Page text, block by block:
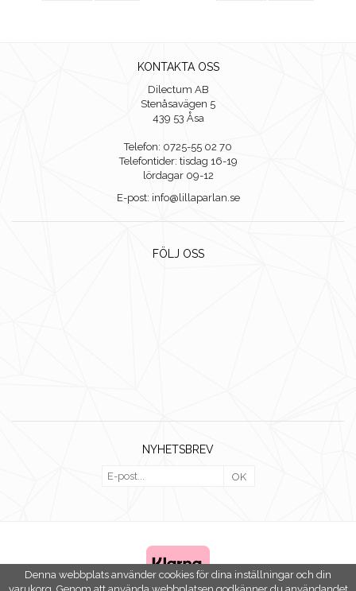
KONTAKTA OSS
Dilectum AB
Stenåsavägen 5
439 53 Åsa
Telefon: 0725-55 02 70
Telefontider: tisdag 16-19
lördagar 09-12
E-post: info@lillaparlan.se
FÖLJ OSS
NYHETSBREV
OK
Denna webbplats använder cookies för dina inställningar och din